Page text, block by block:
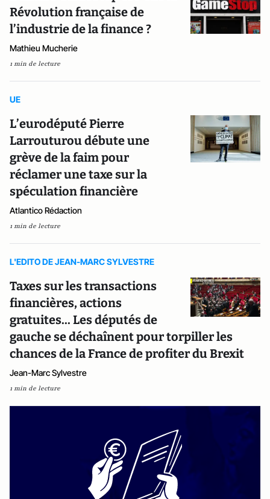
Révolution française de
l’industrie de la finance ?
Mathieu Mucherie
1 min de lecture
UE
L’eurodéputé Pierre
Larrouturou débute une
grève de la faim pour
réclamer une taxe sur la
spéculation financière
Atlantico Rédaction
1 min de lecture
L'EDITO DE JEAN-MARC SYLVESTRE
Taxes sur les transactions
financières, actions
gratuites... Les députés de
gauche se déchaînent pour torpiller les
chances de la France de profiter du Brexit
Jean-Marc Sylvestre
1 min de lecture